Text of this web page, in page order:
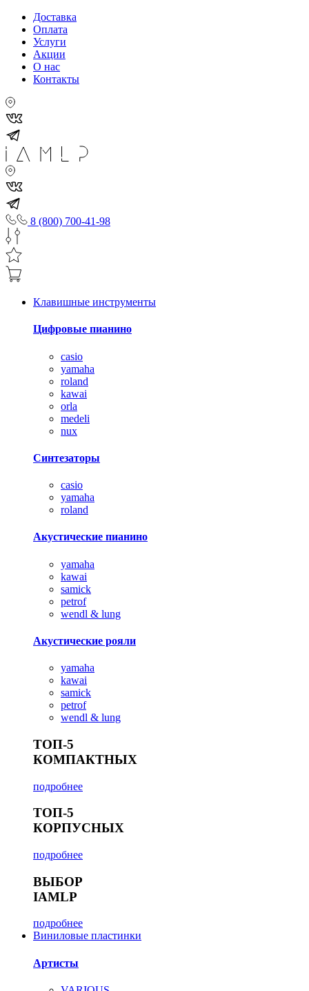
Доставка
Оплата
Услуги
Акции
О нас
Контакты
8 (800) 700-41-98
Клавишные инструменты
Цифровые пианино
casio
yamaha
roland
kawai
orla
medeli
nux
Синтезаторы
casio
yamaha
roland
Акустические пианино
yamaha
kawai
samick
petrof
wendl & lung
Акустические рояли
yamaha
kawai
samick
petrof
wendl & lung
ТОП-5
КОМПАКТНЫХ
подробнее
ТОП-5
КОРПУСНЫХ
подробнее
ВЫБОР
IAMLP
подробнее
Виниловые пластинки
Артисты